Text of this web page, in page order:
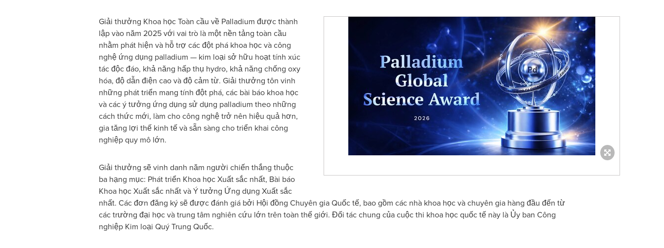
Giải thưởng Khoa học Toàn cầu về Palladium được thành
lập vào năm 2025 với vai trò là một nền tảng toàn cầu
nhằm phát hiện và hỗ trợ các đột phá khoa học và công
nghệ ứng dụng palladium — kim loại sở hữu hoạt tính xúc
tác độc đáo, khả năng hấp thụ hydro, khả năng chống oxy
hóa, độ dẫn điện cao và độ cảm từ. Giải thưởng tôn vinh
những phát triển mang tính đột phá, các bài báo khoa học
và các ý tưởng ứng dụng sử dụng palladium theo những
cách thức mới, làm cho công nghệ trở nên hiệu quả hơn,
gia tăng lợi thế kinh tế và sẵn sàng cho triển khai công
nghiệp quy mô lớn.
Giải thưởng sẽ vinh danh năm người chiến thắng thuộc
ba hạng mục: Phát triển Khoa học Xuất sắc nhất, Bài báo
Khoa học Xuất sắc nhất và Ý tưởng Ứng dụng Xuất sắc
nhất. Các đơn đăng ký sẽ được đánh giá bởi Hội đồng Chuyên gia Quốc tế, bao gồm các nhà khoa học và chuyên gia hàng đầu đến từ
các trường đại học và trung tâm nghiên cứu lớn trên toàn thế giới. Đối tác chung của cuộc thi khoa học quốc tế này là Ủy ban Công
nghiệp Kim loại Quý Trung Quốc.